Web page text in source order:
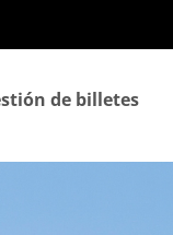
de billetes